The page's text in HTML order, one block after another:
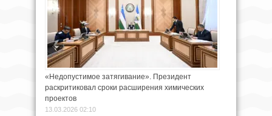
«Недопустимое затягивание». Президент
раскритиковал сроки расширения химических
проектов
13.03.2026 02:10